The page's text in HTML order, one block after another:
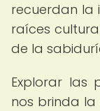
recuerdan la
raíces
de la
Explorar las
nos brinda